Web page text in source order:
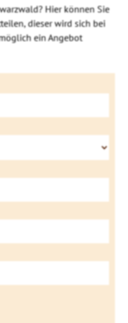
Hier können Sie
dieser wird sich bei
ein Angebot